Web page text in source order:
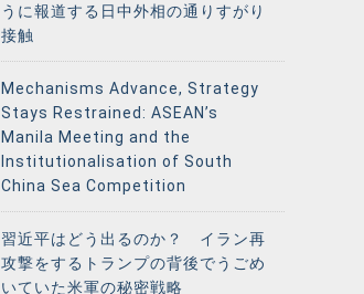
うに報道する日中外相の通りすがり
接触
Mechanisms Advance, Strategy
Stays Restrained: ASEAN’s
Manila Meeting and the
Institutionalisation of South
China Sea Competition
習近平はどう出るのか？ イラン再
攻撃をするトランプの背後でうごめ
いていた米軍の秘密戦略